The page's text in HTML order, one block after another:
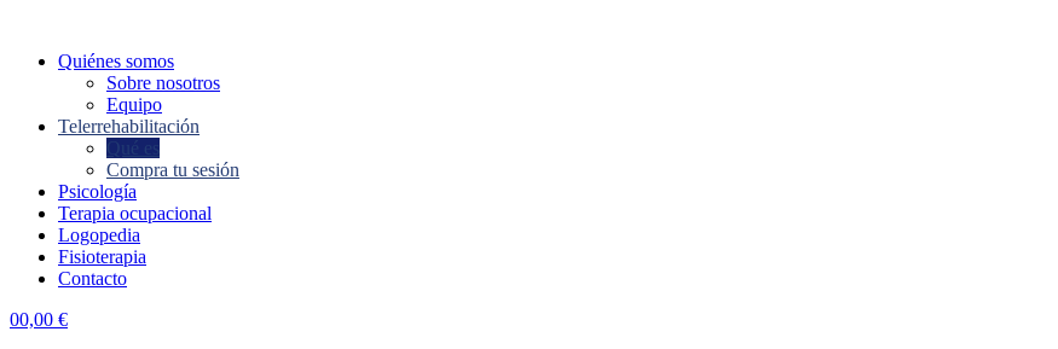
Quiénes somos
Sobre nosotros
Equipo
Telerrehabilitación
Qué es
Compra tu sesión
Psicología
Terapia ocupacional
Logopedia
Fisioterapia
Contacto
account
00,00 €